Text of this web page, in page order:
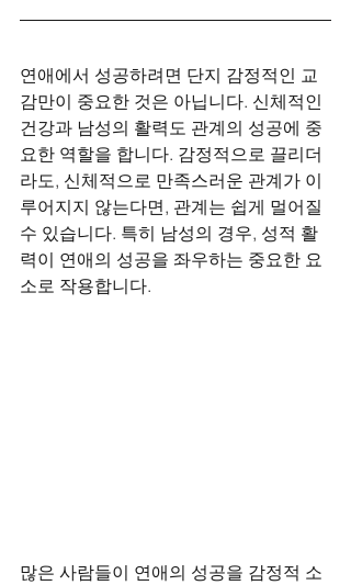
연애에서 성공하려면 단지 감정적인 교
감만이 중요한 것은 아닙니다. 신체적인
건강과 남성의 활력도 관계의 성공에 중
요한 역할을 합니다. 감정적으로 끌리더
라도, 신체적으로 만족스러운 관계가 이
루어지지 않는다면, 관계는 쉽게 멀어질
수 있습니다. 특히 남성의 경우, 성적 활
력이 연애의 성공을 좌우하는 중요한 요
소로 작용합니다.
많은 사람들이 연애의 성공을 감정적 소